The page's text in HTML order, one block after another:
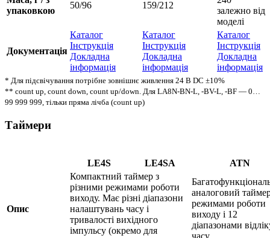
упаковкою
50/96 159/212
залежно від
моделі
Документація
Каталог
Інструкція
Докладна
інформація
Каталог
Інструкція
Докладна
інформація
Каталог
Інструкція
Докладна
інформація
* Для підсвічування потрібне зовнішнє живлення 24 В DC ±10%
** сount up, count down, count up/down. Для LA8N-BN-L, -BV-L, -BF — 0…
99 999 999, тільки пряма лічба (count up)
Таймери
LE4S LE4SA ATN
Опис
Компактний таймер з
різними режимами роботи
виходу. Має різні діапазони
налаштувань часу і
тривалості вихідного
імпульсу (окремо для
аналоговий
режимами роботи
виходу і 12
діапазонами